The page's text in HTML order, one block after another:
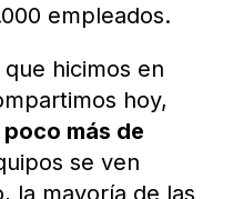
empleados.
hicimos en
hoy,
más de
se ven
la mayoría de las